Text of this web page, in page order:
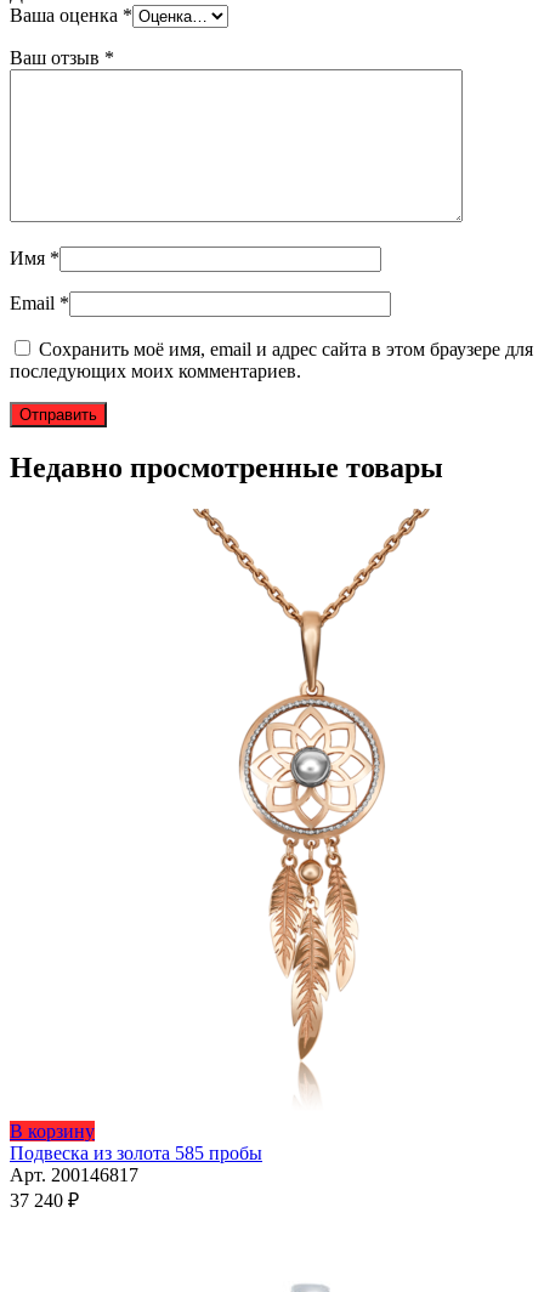
Ваша оценка *
Ваш отзыв *
Имя *
Email *
Сохранить моё имя, email и адрес сайта в этом браузере для
последующих моих комментариев.
Недавно просмотренные товары
В корзину
Подвеска из золота 585 пробы
Арт. 200146817
37 240 ₽